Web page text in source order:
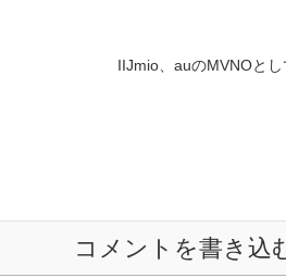
IIJmio、auのMVNOと
コメントを書き込